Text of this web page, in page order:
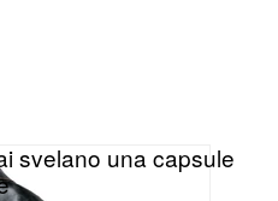
svelano una capsule